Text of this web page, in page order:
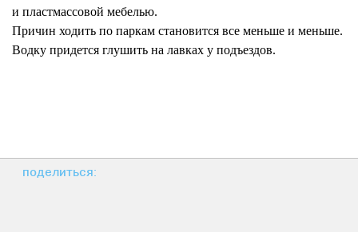
и пластмассовой мебелью.
Причин ходить по паркам становится все меньше и меньше.
Водку придется глушить на лавках у подъездов.
поделиться: